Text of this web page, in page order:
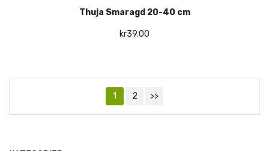
Thuja Smaragd 20-40 cm
kr39.00
1 2 >>